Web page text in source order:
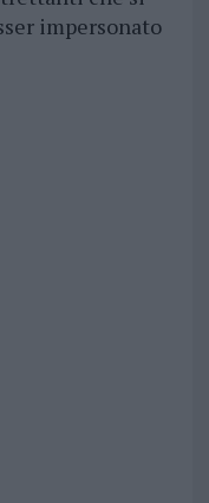
impersonato